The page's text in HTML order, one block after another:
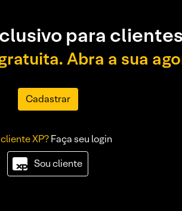
para
Abra a sua
Cadastrar
cliente XP?Faça seu login
Sou cliente